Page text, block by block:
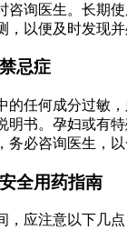
咨询医生。长期
，以便及时发现并
忌症
的任何成分过敏
明书。孕妇或有
务必咨询医生，以
全用药指南
，应注意以下几